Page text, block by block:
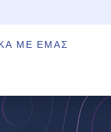
ΜΕ ΕΜΆΣ